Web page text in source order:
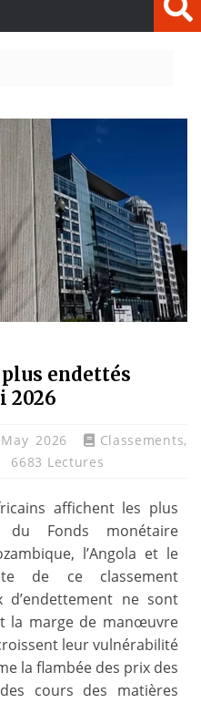
Bénin :
endettés
2026
2026 Classements,
6683 Lectures
affichent les plus
Fonds monétaire
l’Angola et le
de ce classement
d’endettement ne sont
la marge de manœuvre
leur vulnérabilité
la flambée des prix des
cours des matières